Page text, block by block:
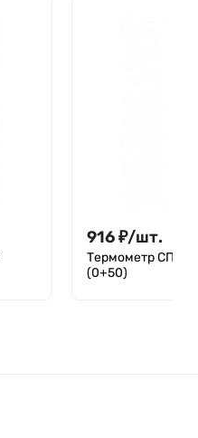
916₽/шт.
Термометр СП-2П
(0+50)